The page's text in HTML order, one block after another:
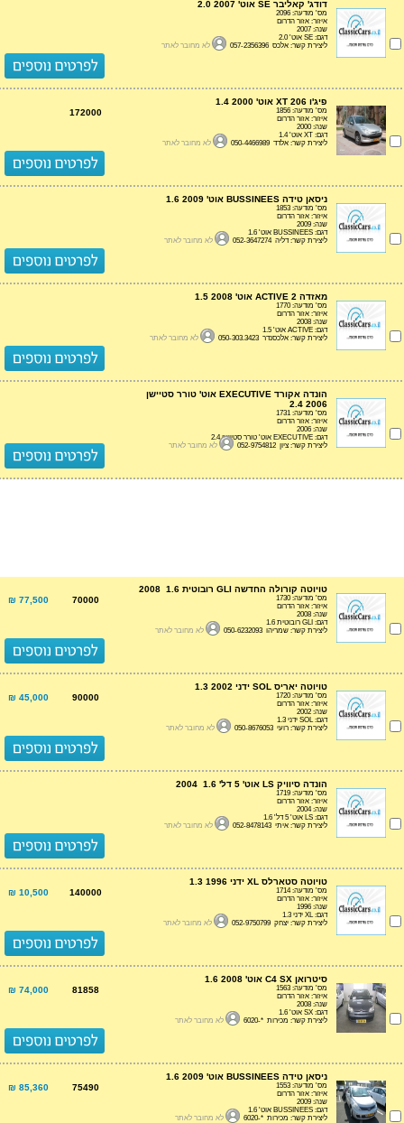
דודג' קאליבר SE אוט' 2.0 2007
מס' מודעה: 2096
איזור: אזור הדרום
שנה: 2007
דגם: SE אוט' 2.0
ליצירת קשר: אלכס 057-2356396
לא מחובר לאתר
פיג'ו 206 XT אוט' 1.4 2000
מס' מודעה: 1856
איזור: אזור הדרום
שנה: 2000
דגם: XT אוט' 1.4
ליצירת קשר: אלדד 050-4466989
לא מחובר לאתר
172000
ניסאן טידה BUSSINEES אוט' 1.6 2009
מס' מודעה: 1853
איזור: אזור הדרום
שנה: 2009
דגם: BUSSINEES אוט' 1.6
ליצירת קשר: דליה 052-3647274
לא מחובר לאתר
מאזדה 2 ACTIVE אוט' 1.5 2008
מס' מודעה: 1770
איזור: אזור הדרום
שנה: 2008
דגם: ACTIVE אוט' 1.5
ליצירת קשר: אלכסנדר 050-303.3423
לא מחובר לאתר
הונדה אקורד EXECUTIVE אוט' טורר סטיישן
2.4 2006
מס' מודעה: 1731
איזור: אזור הדרום
שנה: 2006
דגם: EXECUTIVE אוט' טורר סטיישן 2.4
ליצירת קשר: ציון 052-9754812
לא מחובר לאתר
טויוטה קורולה החדשה GLI רובוטית 1.6 2008
מס' מודעה: 1730
איזור: אזור הדרום
שנה: 2008
דגם: GLI רובוטית 1.6
ליצירת קשר: שמריהו 050-6232093
לא מחובר לאתר
70000
77,500 ₪
טויוטה יאריס SOL ידני 1.3 2002
מס' מודעה: 1720
איזור: אזור הדרום
שנה: 2002
דגם: SOL ידני 1.3
ליצירת קשר: רועי 050-8676053
לא מחובר לאתר
90000
45,000 ₪
הונדה סיוויק LS אוט' 5 דל' 1.6 2004
מס' מודעה: 1719
איזור: אזור הדרום
שנה: 2004
דגם: LS אוט' 5 דל' 1.6
ליצירת קשר: איתי 052-8478143
לא מחובר לאתר
טויוטה סטארלס XL ידני 1.3 1996
מס' מודעה: 1714
איזור: אזור הדרום
שנה: 1996
דגם: XL ידני 1.3
ליצירת קשר: יצחק 052-9750799
לא מחובר לאתר
140000
10,500 ₪
סיטרואן C4 SX אוט' 1.6 2008
מס' מודעה: 1563
איזור: אזור הדרום
שנה: 2008
דגם: SX אוט' 1.6
ליצירת קשר: מכירות *-6020
לא מחובר לאתר
81858
74,000 ₪
ניסאן טידה BUSSINEES אוט' 1.6 2009
מס' מודעה: 1553
איזור: אזור הדרום
שנה: 2009
דגם: BUSSINEES אוט' 1.6
ליצירת קשר: מכירות *-6020
לא מחובר לאתר
75490
85,360 ₪